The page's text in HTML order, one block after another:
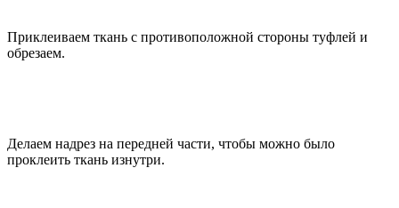
Приклеиваем ткань с противоположной стороны туфлей и
обрезаем.
Делаем надрез на передней части, чтобы можно было
проклеить ткань изнутри.